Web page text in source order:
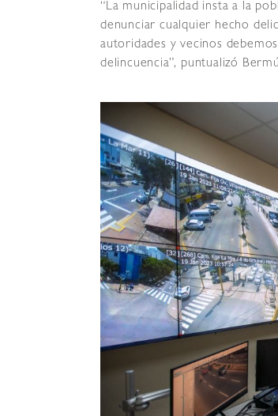
“La municipalidad insta a la
denunciar cualquier hecho
autoridades y vecinos
delincuencia”, puntualizó